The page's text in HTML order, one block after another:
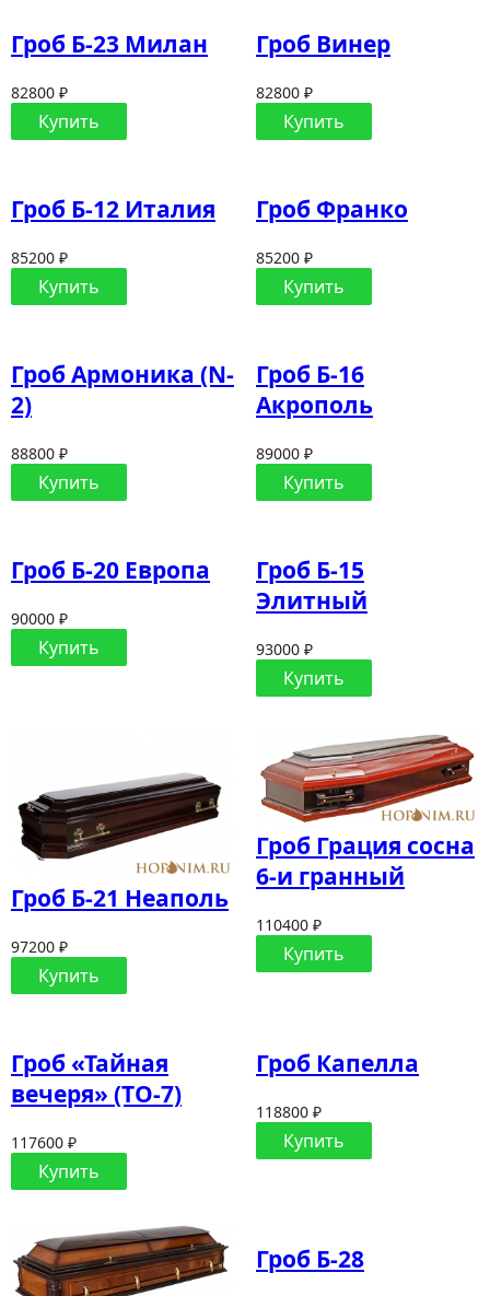
Гроб Б-23 Милан
82800 ₽
Купить
Гроб Винер
82800 ₽
Купить
Гроб Б-12 Италия
85200 ₽
Купить
Гроб Франко
85200 ₽
Купить
Гроб Армоника (N-
2)
88800 ₽
Купить
Гроб Б-16
Акрополь
89000 ₽
Купить
Гроб Б-20 Европа
90000 ₽
Купить
Гроб Б-15
Элитный
93000 ₽
Купить
Гроб Б-21 Неаполь
97200 ₽
Купить
Гроб Грация сосна
6-и гранный
110400 ₽
Купить
Гроб «Тайная
вечеря» (ТО-7)
117600 ₽
Купить
Гроб Капелла
118800 ₽
Купить
Гроб Б-28